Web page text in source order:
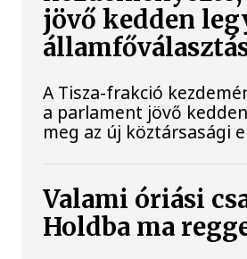
jövő kedden
A Tisza-frakció
a parlament jövő
meg az új köztársasági
Valami óriási
Holdba ma